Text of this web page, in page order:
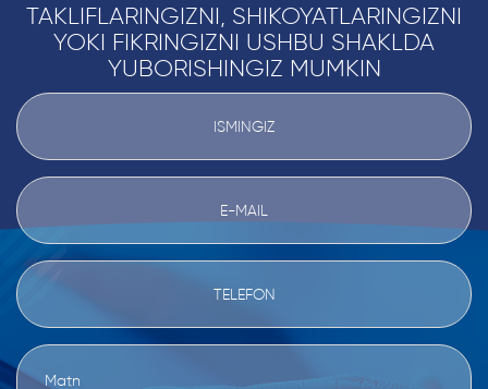
TAKLIFLARINGIZNI, SHIKOYATLARINGIZNI
YOKI FIKRINGIZNI USHBU SHAKLDA
YUBORISHINGIZ MUMKIN